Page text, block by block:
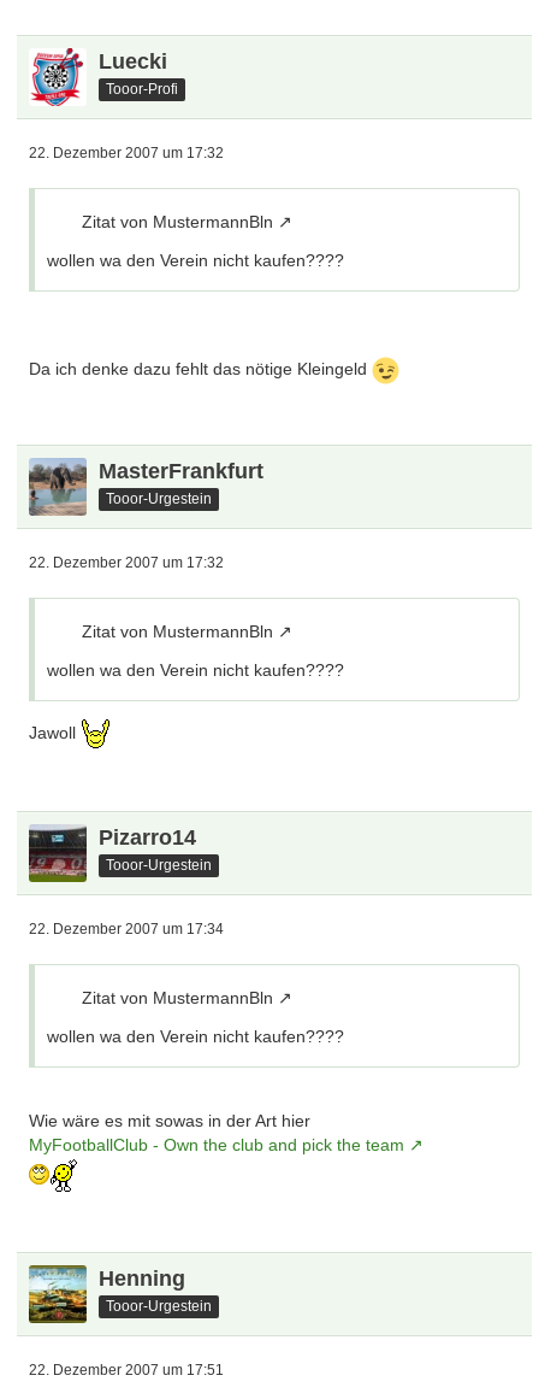
Luecki
Tooor-Profi
22. Dezember 2007 um 17:32
Zitat von MustermannBln
wollen wa den Verein nicht kaufen????
Da ich denke dazu fehlt das nötige Kleingeld
MasterFrankfurt
Tooor-Urgestein
22. Dezember 2007 um 17:32
Zitat von MustermannBln
wollen wa den Verein nicht kaufen????
Jawoll
Pizarro14
Tooor-Urgestein
22. Dezember 2007 um 17:34
Zitat von MustermannBln
wollen wa den Verein nicht kaufen????
Wie wäre es mit sowas in der Art hier
MyFootballClub - Own the club and pick the team
Henning
Tooor-Urgestein
22. Dezember 2007 um 17:51